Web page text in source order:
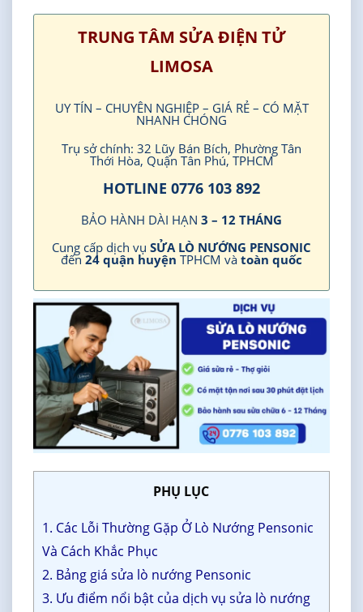
TRUNG TÂM SỬA ĐIỆN TỬ
LIMOSA
UY TÍN – CHUYÊN NGHIỆP – GIÁ RẺ – CÓ MẶT
NHANH CHÓNG
Trụ sở chính: 32 Lũy Bán Bích, Phường Tân
Thới Hòa, Quận Tân Phú, TPHCM
HOTLINE 0776 103 892
BẢO HÀNH DÀI HẠN 3 – 12 THÁNG
Cung cấp dịch vụ SỬA LÒ NƯỚNG PENSONIC
đến 24 quận huyện TPHCM và toàn quốc
PHỤ LỤC
1. Các Lỗi Thường Gặp Ở Lò Nướng Pensonic
Và Cách Khắc Phục
2. Bảng giá sửa lò nướng Pensonic
3. Ưu điểm nổi bật của dịch vụ sửa lò nướng